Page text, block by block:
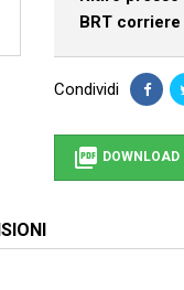
BRT
Condividi
 DOWNLOAD